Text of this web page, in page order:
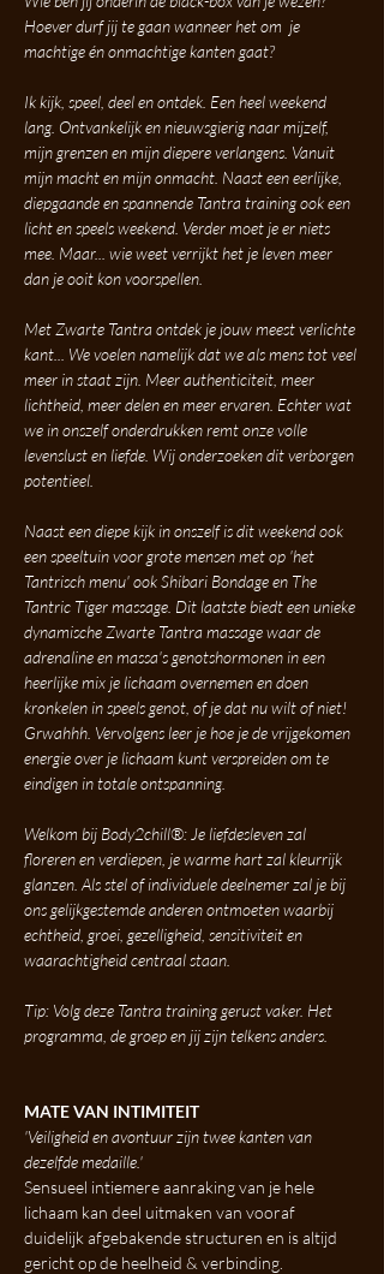
Hoever durf jij te gaan wanneer het om  je
machtige én onmachtige kanten gaat?
Ik kijk, speel, deel en ontdek. Een heel weekend
lang. Ontvankelijk en nieuwsgierig naar mijzelf,
mijn grenzen en mijn diepere verlangens. Vanuit
mijn macht en mijn onmacht. Naast een eerlijke,
diepgaande en spannende Tantra training ook een
licht en speels weekend. Verder moet je er niets
mee. Maar... wie weet verrijkt het je leven meer
dan je ooit kon voorspellen.
Met Zwarte Tantra ontdek je jouw meest verlichte
kant... We voelen namelijk dat we als mens tot veel
meer in staat zijn. Meer authenticiteit, meer
lichtheid, meer delen en meer ervaren. Echter wat
we in onszelf onderdrukken remt onze volle
levenslust en liefde. Wij onderzoeken dit verborgen
potentieel.
Naast een diepe kijk in onszelf is dit weekend ook
een speeltuin voor grote mensen met op 'het
Tantrisch menu' ook Shibari Bondage en The
Tantric Tiger massage. Dit laatste biedt een unieke
dynamische Zwarte Tantra massage waar de
adrenaline en massa's genotshormonen in een
heerlijke mix je lichaam overnemen en doen
kronkelen in speels genot, of je dat nu wilt of niet!
Grwahhh. Vervolgens leer je hoe je de vrijgekomen
energie over je lichaam kunt verspreiden om te
eindigen in totale ontspanning.
Welkom bij Body2chill®: Je liefdesleven zal
floreren en verdiepen, je warme hart zal kleurrijk
glanzen. Als stel of individuele deelnemer zal je bij
ons gelijkgestemde anderen ontmoeten waarbij
echtheid, groei, gezelligheid, sensitiviteit en
waarachtigheid centraal staan.
Tip: Volg deze Tantra training gerust vaker. Het
programma, de groep en jij zijn telkens anders.
MATE VAN INTIMITEIT
'Veiligheid en avontuur zijn twee kanten van
dezelfde medaille.'
Sensueel intiemere aanraking van je hele
lichaam kan deel uitmaken van vooraf
duidelijk afgebakende structuren en is altijd
gericht op de heelheid & verbinding.